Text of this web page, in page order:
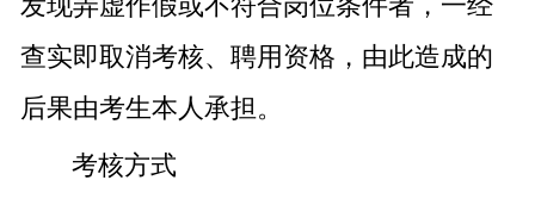
查实即取消考核、聘用资格，由此造成的
后果由考生本人承担。
考核方式